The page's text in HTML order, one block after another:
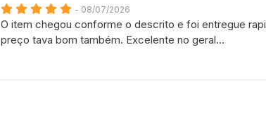
- 08/07/2026
O item chegou conforme o descrito e foi entregue
preço tava bom também. Excelente no geral...